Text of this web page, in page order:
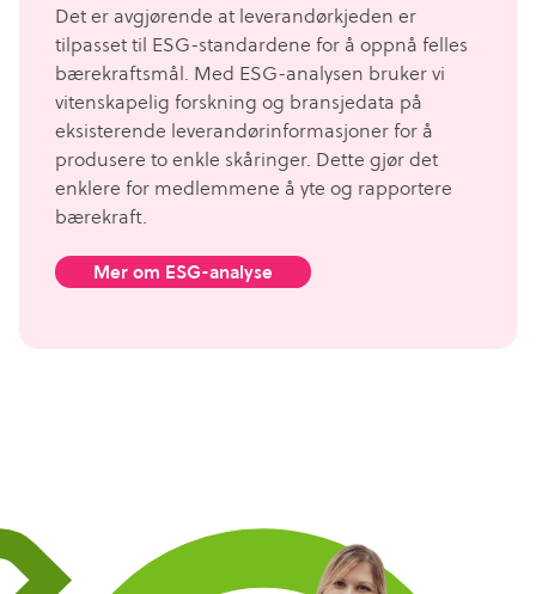
Det er avgjørende at leverandørkjeden er
tilpasset til ESG-standardene for å oppnå felles
bærekraftsmål. Med ESG-analysen bruker vi
vitenskapelig forskning og bransjedata på
eksisterende leverandørinformasjoner for å
produsere to enkle skåringer. Dette gjør det
enklere for medlemmene å yte og rapportere
bærekraft.
Mer om ESG-analyse